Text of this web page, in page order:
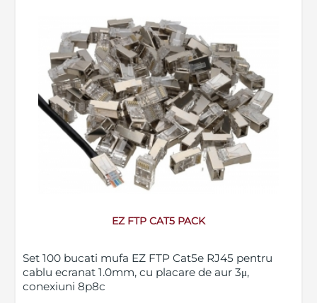
EZ FTP CAT5 PACK
Set 100 bucati mufa EZ FTP Cat5e RJ45 pentru
cablu ecranat 1.0mm, cu placare de aur 3μ,
conexiuni 8p8c